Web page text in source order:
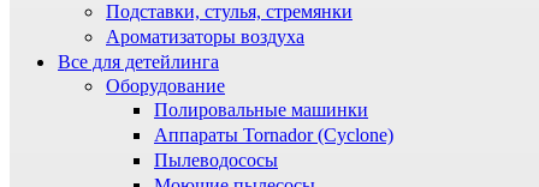
Подставки, стулья, стремянки
Ароматизаторы воздуха
Все для детейлинга
Оборудование
Полировальные машинки
Аппараты Tornador (Cyclone)
Пылеводососы